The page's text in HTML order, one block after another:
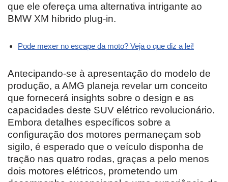
que ele ofereça uma alternativa intrigante ao
BMW XM híbrido plug-in.
Pode mexer no escape da moto? Veja o que diz a lei!
Antecipando-se à apresentação do modelo de
produção, a AMG planeja revelar um conceito
que fornecerá insights sobre o design e as
capacidades deste SUV elétrico revolucionário.
Embora detalhes específicos sobre a
configuração dos motores permaneçam sob
sigilo, é esperado que o veículo disponha de
tração nas quatro rodas, graças a pelo menos
dois motores elétricos, prometendo um